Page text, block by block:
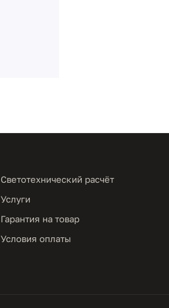
Светотехнический расчёт
Услуги
Гарантия на товар
Условия оплаты